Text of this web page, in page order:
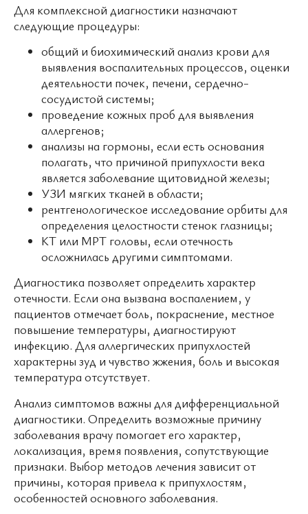
Для комплексной диагностики назначают
следующие процедуры:
общий и биохимический анализ крови для
выявления воспалительных процессов, оценки
деятельности почек, печени, сердечно-
сосудистой системы;
проведение кожных проб для выявления
аллергенов;
анализы на гормоны, если есть основания
полагать, что причиной припухлости века
является заболевание щитовидной железы;
УЗИ мягких тканей в области;
рентгенологическое исследование орбиты для
определения целостности стенок глазницы;
КТ или МРТ головы, если отечность
осложнилась другими симптомами.
Диагностика позволяет определить характер
отечности. Если она вызвана воспалением, у
пациентов отмечает боль, покраснение, местное
повышение температуры, диагностируют
инфекцию. Для аллергических припухлостей
характерны зуд и чувство жжения, боль и высокая
температура отсутствует.
Анализ симптомов важны для дифференциальной
диагностики. Определить возможные причину
заболевания врачу помогает его характер,
локализация, время появления, сопутствующие
признаки. Выбор методов лечения зависит от
причины, которая привела к припухлостям,
особенностей основного заболевания.